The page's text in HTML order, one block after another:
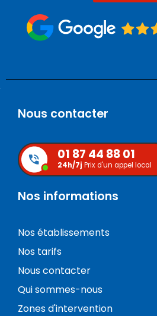
Nous contacter
01 87 44 88 01
24h/7j Prix d'un appel local
Nos informations
Nos établissements
Nos tarifs
Nous contacter
Qui sommes-nous
Zones d'intervention